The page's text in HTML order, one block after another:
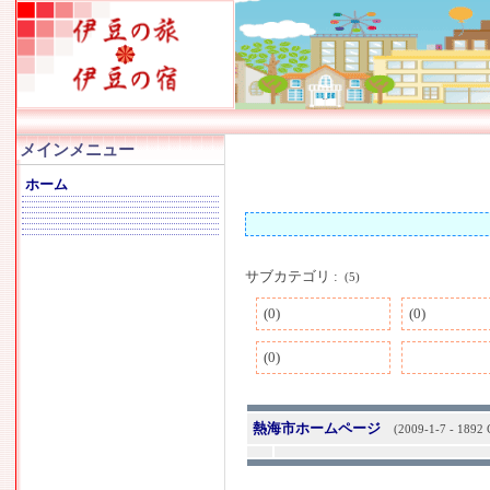
メインメニュー
ホーム
サブカテゴリ : (5)
(0) (0)
(0)
熱海市ホームページ (2009-1-7 - 1892